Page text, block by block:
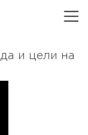
и цели на